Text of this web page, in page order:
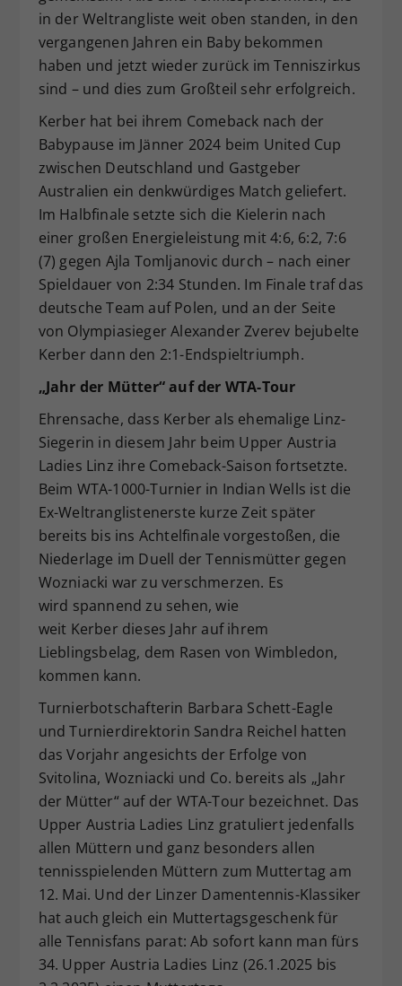
in der Weltrangliste weit oben standen, in den
vergangenen Jahren ein Baby bekommen
haben und jetzt wieder zurück im Tenniszirkus
sind – und dies zum Großteil sehr erfolgreich.
Kerber hat bei ihrem Comeback nach der
Babypause im Jänner 2024 beim United Cup
zwischen Deutschland und Gastgeber
Australien ein denkwürdiges Match geliefert.
Im Halbfinale setzte sich die Kielerin nach
einer großen Energieleistung mit 4:6, 6:2, 7:6
(7) gegen Ajla Tomljanovic durch – nach einer
Spieldauer von 2:34 Stunden. Im Finale traf das
deutsche Team auf Polen, und an der Seite
von Olympiasieger Alexander Zverev bejubelte
Kerber dann den 2:1-Endspieltriumph.
„Jahr der Mütter“ auf der WTA-Tour
Ehrensache, dass Kerber als ehemalige Linz-
Siegerin in diesem Jahr beim Upper Austria
Ladies Linz ihre Comeback-Saison fortsetzte.
Beim WTA-1000-Turnier in Indian Wells ist die
Ex-Weltranglistenerste kurze Zeit später
bereits bis ins Achtelfinale vorgestoßen, die
Niederlage im Duell der Tennismütter gegen
Wozniacki war zu verschmerzen. Es
wird spannend zu sehen, wie
weit Kerber dieses Jahr auf ihrem
Lieblingsbelag, dem Rasen von Wimbledon,
kommen kann.
Turnierbotschafterin Barbara Schett-Eagle
und Turnierdirektorin Sandra Reichel hatten
das Vorjahr angesichts der Erfolge von
Svitolina, Wozniacki und Co. bereits als „Jahr
der Mütter“ auf der WTA-Tour bezeichnet. Das
Upper Austria Ladies Linz gratuliert jedenfalls
allen Müttern und ganz besonders allen
tennisspielenden Müttern zum Muttertag am
12. Mai. Und der Linzer Damentennis-Klassiker
hat auch gleich ein Muttertagsgeschenk für
alle Tennisfans parat: Ab sofort kann man fürs
34. Upper Austria Ladies Linz (26.1.2025 bis
Zweck
Dieser Wert speichert Ihre Consent-
Einstellungen. Unter anderem eine
zufällig generierte ID, für die
historische Speicherung Ihrer
vorgenommen Einstellungen, falls der
Webseiten-Betreiber dies eingestellt
hat.